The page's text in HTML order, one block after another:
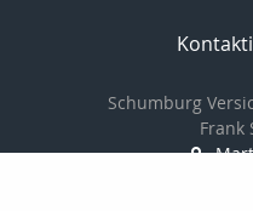
Schumburg
Frank